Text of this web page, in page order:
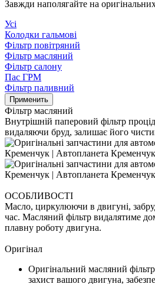
Завжди наполягайте на
Усі
Колодки гальмові
Фільтр повітряний
Фільтр масляний
Фільтр салону
Пас ГРМ
Фільтр паливний
Фільтр масляний
Внутрішній паперовий фільтр
видаляючи бруд, залишає його
ОСОБЛИВОСТІ
Масло, циркулюючи в двигуні,
час. Масляний фільтр видалятиме
плавну роботу двигуна.
Оригінал
Оригінальний масляний
захист вашого двигуна,